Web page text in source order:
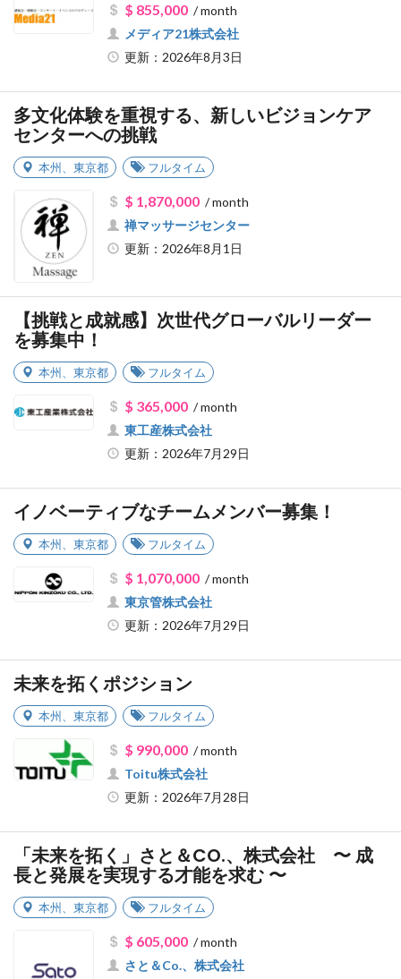
$ 855,000/ month
メディア21株式会社
更新：2026年8月3日
多文化体験を重視する、新しいビジョンケア
センターへの挑戦
本州 東京都 フルタイム
$ 1,870,000/ month
禅マッサージセンター
更新：2026年8月1日
【挑戦と成就感】次世代グローバルリーダー
を募集中！
本州 東京都 フルタイム
$ 365,000/ month
東工産株式会社
更新：2026年7月29日
イノベーティブなチームメンバー募集！
本州 東京都 フルタイム
$ 1,070,000/ month
東京管株式会社
更新：2026年7月29日
未来を拓くポジション
本州 東京都 フルタイム
$ 990,000/ month
Toitu株式会社
更新：2026年7月28日
「未来を拓く」さと＆CO.、株式会社 〜 成
長と発展を実現する才能を求む 〜
本州 東京都 フルタイム
$ 605,000/ month
さと＆Co.、株式会社